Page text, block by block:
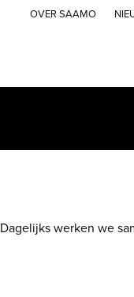
OVER SAAMO
werken we